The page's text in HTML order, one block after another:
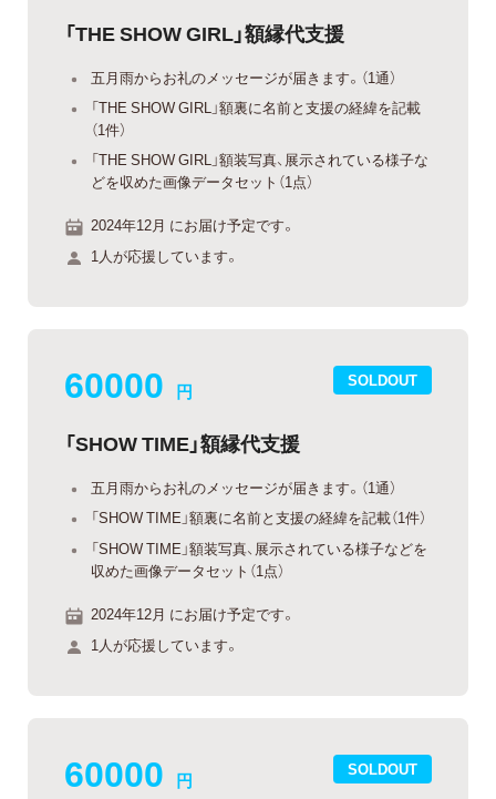
「THE SHOW GIRL」額縁代支援
五月雨からお礼のメッセージが届きます。（1通）
「THE SHOW GIRL」額裏に名前と支援の経緯を記載
（1件）
「THE SHOW GIRL」額装写真、展示されている様子な
どを収めた画像データセット（1点）
2024年12月 にお届け予定です。
1人が応援しています。
SOLDOUT
60000 円
「SHOW TIME」額縁代支援
五月雨からお礼のメッセージが届きます。（1通）
「SHOW TIME」額裏に名前と支援の経緯を記載（1件）
「SHOW TIME」額装写真、展示されている様子などを
収めた画像データセット（1点）
2024年12月 にお届け予定です。
1人が応援しています。
SOLDOUT
60000 円